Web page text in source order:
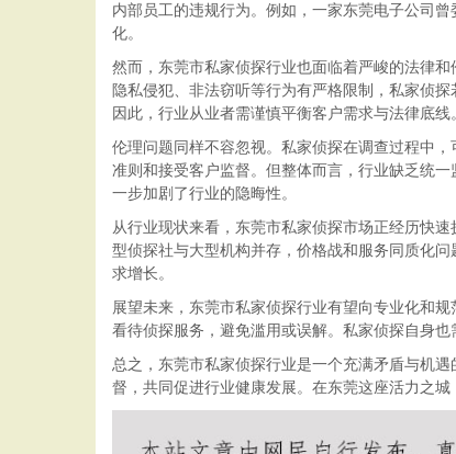
内部员工的违规行为。例如，一家东莞电子公司
化。
然而，东莞市私家侦探行业也面临着严峻的法律
隐私侵犯、非法窃听等行为有严格限制，私家侦
因此，行业从业者需谨慎平衡客户需求与法律底线。
伦理问题同样不容忽视。私家侦探在调查过程中
准则和接受客户监督。但整体而言，行业缺乏统
一步加剧了行业的隐晦性。
从行业现状来看，东莞市私家侦探市场正经历快
型侦探社与大型机构并存，价格战和服务同质化
求增长。
展望未来，东莞市私家侦探行业有望向专业化和
看待侦探服务，避免滥用或误解。私家侦探自身
总之，东莞市私家侦探行业是一个充满矛盾与机
督，共同促进行业健康发展。在东莞这座活力之